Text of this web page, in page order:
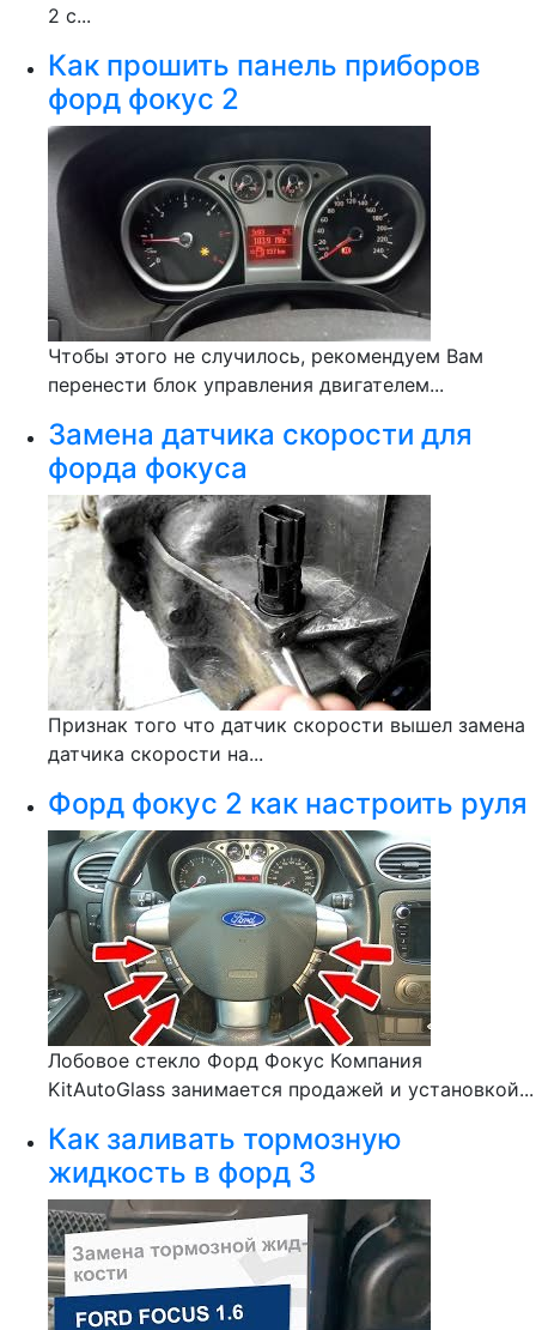
2 с...
Как прошить панель приборов
форд фокус 2
Чтобы этого не случилось, рекомендуем Вам
перенести блок управления двигателем...
Замена датчика скорости для
форда фокуса
Признак того что датчик скорости вышел замена
датчика скорости на...
Форд фокус 2 как настроить руля
Лобовое стекло Форд Фокус Компания
KitAutoGlass занимается продажей и установкой...
Как заливать тормозную
жидкость в форд 3